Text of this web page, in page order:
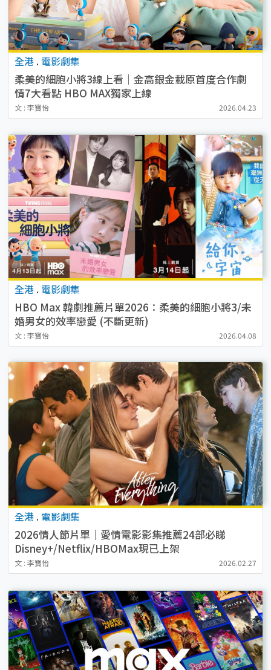
全港 . 電影劇集
柔美的細胞小將3線上看｜金高銀金載原首度合作劇
情7大看點 HBO MAX獨家上線
文 : 李寶怡 2026.04.23
全港 . 電影劇集
HBO Max 韓劇推薦片單2026：柔美的細胞小將3/未
婚男女的效率戀愛 (不斷更新)
文 : 李寶怡 2026.04.08
全港 . 電影劇集
2026情人節片單｜愛情電影影集推薦24部必睇
Disney+/Netflix/HBOMax現已上架
文 : 李寶怡 2026.02.27